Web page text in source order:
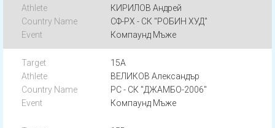
КИРИЛОВ Андрей
СФ-РХ - СК "РОБИН ХУД"
Компаунд Мъже
15A
ВЕЛИКОВ Александър
РС - СК "ДЖАМБО-2006"
Компаунд Мъже